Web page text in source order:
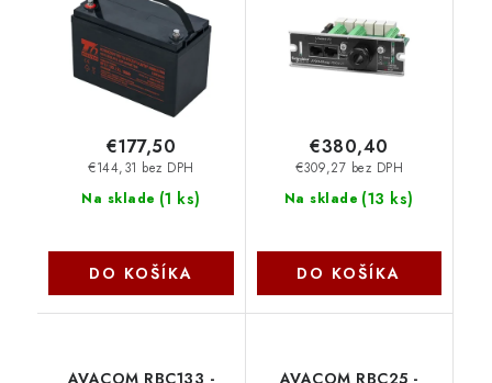
Na sklade (1 ks)
€144,31 bez DPH
€177,50
DO KOŠÍKA
Na sklade (13 ks)
€309,27 bez DPH
€380,40
DO KOŠÍKA